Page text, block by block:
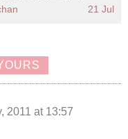
21 Jul
2011 at 13:57